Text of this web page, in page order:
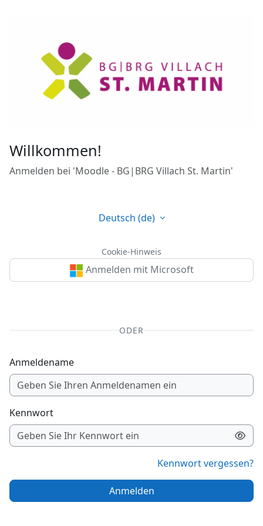
Willkommen!
Anmelden bei 'Moodle - BG|BRG Villach St. Martin'
Anmeldename
Kennwort
Kennwort vergessen?
Anmelden
ODER
Anmelden mit Microsoft
Deutsch ‎(de)‎
Cookie-Hinweis